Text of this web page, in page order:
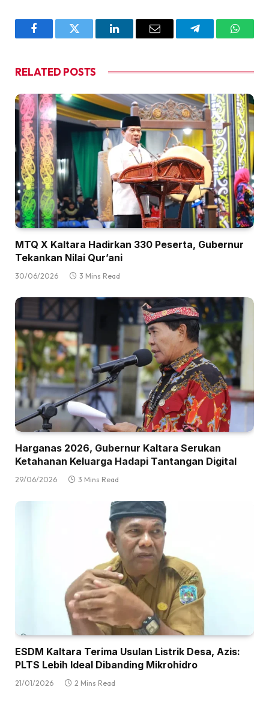
FacebookTwitter LinkedInEmail Telegram
RELATED POSTS
MTQ X Kaltara Hadirkan 330 Peserta, Gubernur
Tekankan Nilai Qur’ani
30/06/2026 3 Mins Read
Harganas 2026, Gubernur Kaltara Serukan
Ketahanan Keluarga Hadapi Tantangan Digital
29/06/2026 3 Mins Read
ESDM Kaltara Terima Usulan Listrik Desa, Azis:
PLTS Lebih Ideal Dibanding Mikrohidro
21/01/2026 2 Mins Read